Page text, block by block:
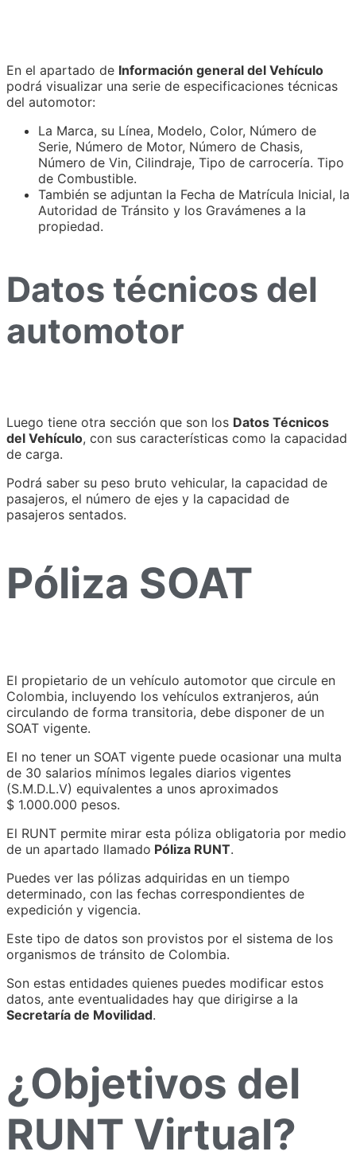
En el apartado de Información general del Vehículo
podrá visualizar una serie de especificaciones técnicas
del automotor:
La Marca, su Línea, Modelo, Color, Número de
Serie, Número de Motor, Número de Chasis,
Número de Vin, Cilindraje, Tipo de carrocería. Tipo
de Combustible.
También se adjuntan la Fecha de Matrícula Inicial, la
Autoridad de Tránsito y los Gravámenes a la
propiedad.
Datos técnicos del
automotor
Luego tiene otra sección que son los Datos Técnicos
del Vehículo, con sus características como la capacidad
de carga.
Podrá saber su peso bruto vehicular, la capacidad de
pasajeros, el número de ejes y la capacidad de
pasajeros sentados.
Póliza SOAT
El propietario de un vehículo automotor que circule en
Colombia, incluyendo los vehículos extranjeros, aún
circulando de forma transitoria, debe disponer de un
SOAT vigente.
El no tener un SOAT vigente puede ocasionar una multa
de 30 salarios mínimos legales diarios vigentes
(S.M.D.L.V) equivalentes a unos aproximados
$ 1.000.000 pesos.
El RUNT permite mirar esta póliza obligatoria por medio
de un apartado llamado Póliza RUNT.
Puedes ver las pólizas adquiridas en un tiempo
determinado, con las fechas correspondientes de
expedición y vigencia.
Este tipo de datos son provistos por el sistema de los
organismos de tránsito de Colombia.
Son estas entidades quienes puedes modificar estos
datos, ante eventualidades hay que dirigirse a la
Secretaría de Movilidad.
¿Objetivos del
RUNT Virtual?